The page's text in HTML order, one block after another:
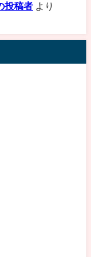
投稿者 より